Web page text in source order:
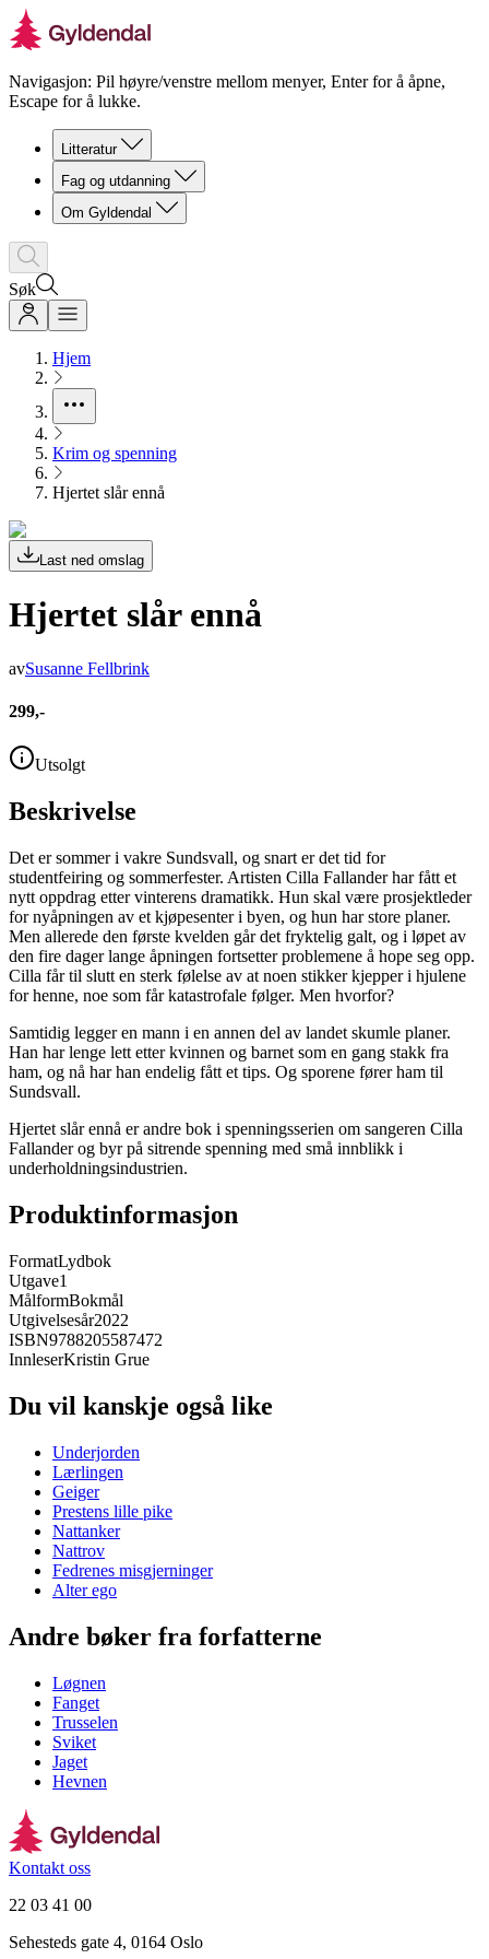
Navigasjon: Pil høyre/venstre mellom menyer, Enter for å åpne,
Escape for å lukke.
Litteratur
Fag og utdanning
Om Gyldendal
Søk
Hjem
Krim og spenning
Hjertet slår ennå
Last ned omslag
Hjertet slår ennå
avSusanne Fellbrink
299,-
Utsolgt
Beskrivelse
Det er sommer i vakre Sundsvall, og snart er det tid for
studentfeiring og sommerfester. Artisten Cilla Fallander har fått et
nytt oppdrag etter vinterens dramatikk. Hun skal være prosjektleder
for nyåpningen av et kjøpesenter i byen, og hun har store planer.
Men allerede den første kvelden går det fryktelig galt, og i løpet av
den fire dager lange åpningen fortsetter problemene å hope seg opp.
Cilla får til slutt en sterk følelse av at noen stikker kjepper i hjulene
for henne, noe som får katastrofale følger. Men hvorfor?
Samtidig legger en mann i en annen del av landet skumle planer.
Han har lenge lett etter kvinnen og barnet som en gang stakk fra
ham, og nå har han endelig fått et tips. Og sporene fører ham til
Sundsvall.
Hjertet slår ennå er andre bok i spenningsserien om sangeren Cilla
Fallander og byr på sitrende spenning med små innblikk i
underholdningsindustrien.
Produktinformasjon
FormatLydbok
Utgave1
MålformBokmål
Utgivelsesår2022
ISBN9788205587472
InnleserKristin Grue
Du vil kanskje også like
Underjorden
Lærlingen
Geiger
Prestens lille pike
Nattanker
Nattrov
Fedrenes misgjerninger
Alter ego
Andre bøker fra forfatterne
Løgnen
Fanget
Trusselen
Sviket
Jaget
Hevnen
Kontakt oss
22 03 41 00
Sehesteds gate 4, 0164 Oslo